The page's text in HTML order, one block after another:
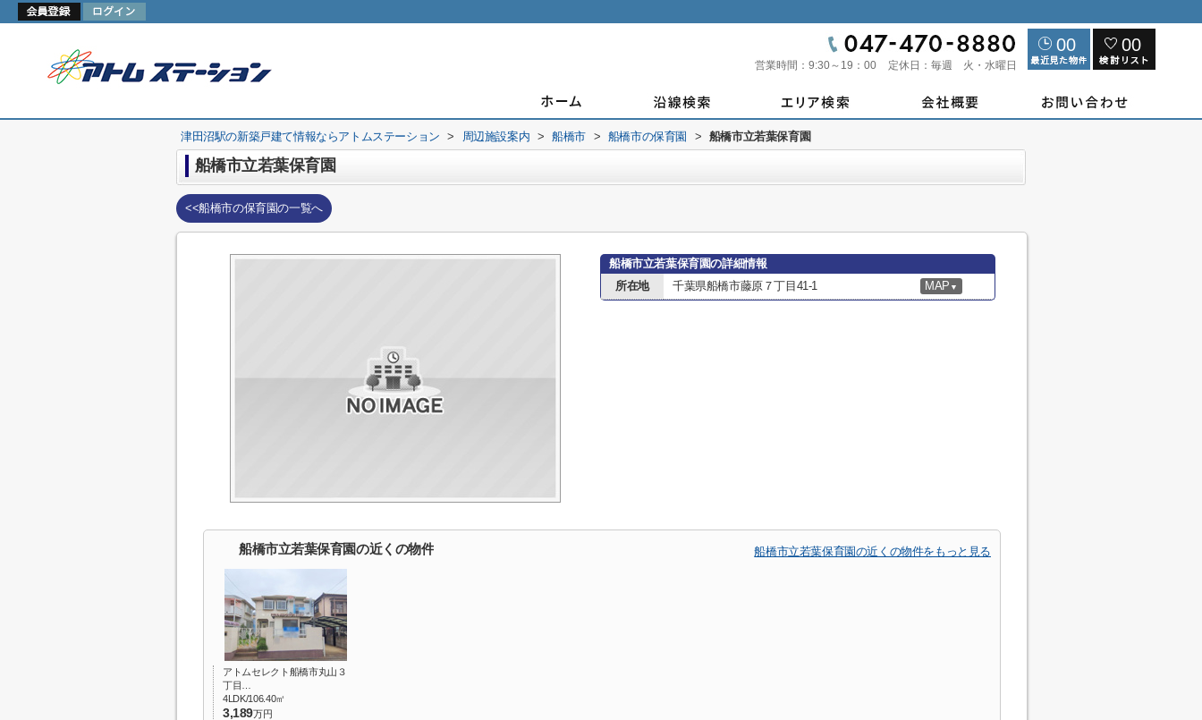
営業時間： 9:30～19：00 定休日： 毎週 火・水曜日
00 00
津田沼駅の新築戸建て情報ならアトムステーション > 周辺施設案内 > 船橋市 > 船橋市の保育園 > 船橋市立若葉保育園
船橋市立若葉保育園
<<船橋市の保育園の一覧へ
船橋市立若葉保育園の詳細情報
所在地
千葉県船橋市藤原７丁目41-1 MAP ▼
船橋市立若葉保育園の近くの物件 船橋市立若葉保育園の近くの物件をもっと見る
アトムセレクト船橋市丸山３
丁目…
4LDK/106.40㎡
3,189万円